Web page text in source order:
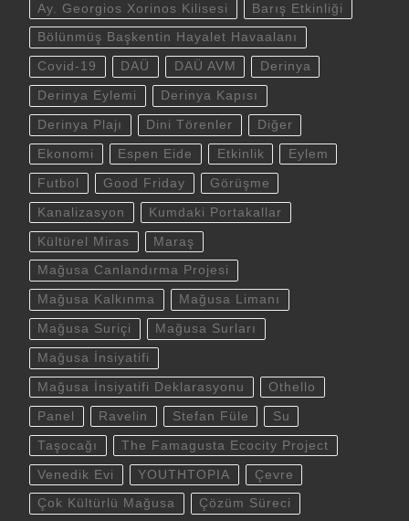
Ay. Georgios Xorinos Kilisesi Barış Etkinliği
Bölünmüş Başkentin Hayalet Havaalanı
Covid-19 DAÜ DAÜ AVM Derinya
Derinya Eylemi Derinya Kapısı
Derinya Plajı Dini Törenler Diğer
Ekonomi Espen Eide Etkinlik Eylem
Futbol Good Friday Görüşme
Kanalizasyon Kumdaki Portakallar
Kültürel Miras Maraş
Mağusa Canlandırma Projesi
Mağusa Kalkınma Mağusa Limanı
Mağusa Suriçi Mağusa Surları
Mağusa İnsiyatifi
Mağusa İnsiyatifi Deklarasyonu Othello
Panel Ravelin Stefan Füle Su
Taşocağı The Famagusta Ecocity Project
Venedik Evi YOUTHTOPIA Çevre
Çok Kültürlü Mağusa Çözüm Süreci